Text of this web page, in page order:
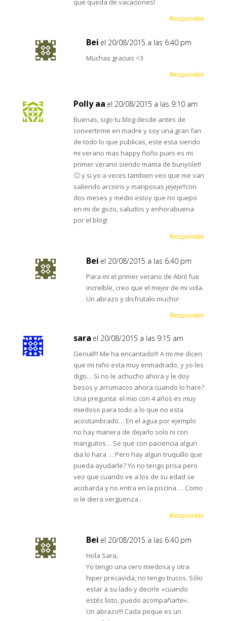
que queda de vacaciones!
Responder
Bei el 20/08/2015 a las 6:40 pm
Muchas gracias <3
Responder
Polly aa el 20/08/2015 a las 9:10 am
Buenas, sigo tu blog desde antes de
convertirme en madre y soy una gran fan
de todo lo que publicas, este esta siendo
mi verano mas happy ñoño pues es mi
primer verano siendo mama de bunyolet!
🙂 y si yo a veces tambien veo que me van
saliendo arcoiris y mariposas jejeje!!con
dos meses y medio estoy que no quepo
en mi de gozo, saludos y enhorabuena
por el blog!
Responder
Bei el 20/08/2015 a las 6:40 pm
Para mi el primer verano de Abril fue
increíble, creo que el mejor de mi vida.
Un abrazo y disfrutalo mucho!
Responder
sara el 20/08/2015 a las 9:15 am
Genial!!! Me ha encantado!!! A mi me dicen
que mi niño esta muy enmadrado, y yo les
digo… Si no le achucho ahora y le doy
besos y arrumacos ahora cuando lo hare?
Una pregunta: el mio con 4 años es muy
miedoso para todo a lo que no esta
acostumbrado… En el agua por ejemplo
no hay manera de dejarlo solo ni con
manguitos… Se que con paciencia algun
dia lo hara … Pero hay algun truquillo que
pueda ayudarle? Yo no tengo prisa pero
veo que cuando ve a los de su edad se
acobarda y no entra en la piscina…. Como
si le diera vergüenza..
Responder
Bei el 20/08/2015 a las 6:40 pm
Hola Sara,
Yo tengo una cero miedosa y otra
hiper precavida, no tengo trucos. Sólo
estar a su lado y decirle «cuando
estés listo, puedo acompañarte».
Un abrazo!!! Cada peque es un